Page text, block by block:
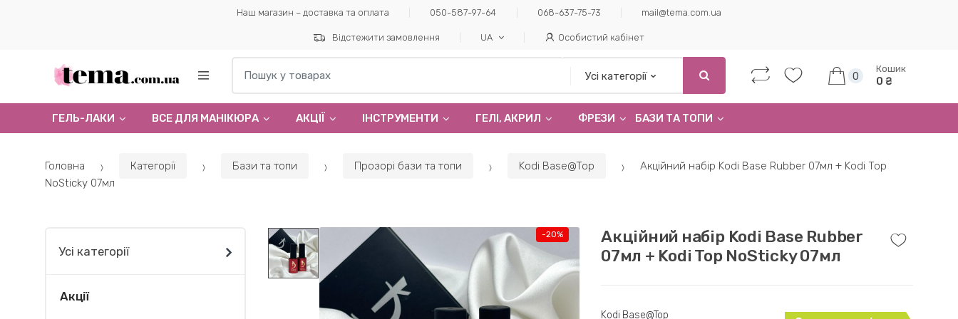
Наш магазин – доставка та оплата 050-587-97-64 068-637-75-73 mail@tema.com.ua
Відстежити замовлення UA Особистий кабінет
0
Кошик
0 ₴
ГЕЛЬ-ЛАКИ ВСЕ ДЛЯ МАНІКЮРА АКЦІЇ ІНСТРУМЕНТИ ГЕЛI, АКРИЛ ФРЕЗИ БАЗИ ТА ТОПИ
Головна Категорії Бази та топи Прозорі бази та топи Kodi Base@Top
Акційний набір Kodi Base Rubber 07мл + Kodi Top
NoSticky 07мл
-20%
Акційний набір Kodi Base Rubber
07мл + Kodi Top NoSticky 07мл
Kodi Base@Top
Усі категорії
Акції